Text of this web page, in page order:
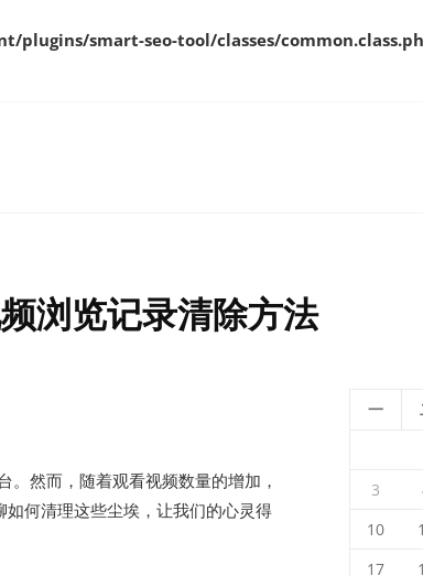
smart-seo-tool/classes/
浏览记录清除方法
然而，随着观看视频数量的增加，
如何清理这些尘埃，让我们的心灵得
一
3
10
17